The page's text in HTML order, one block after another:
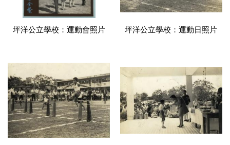
坪洋公立學校：運動會照片 坪洋公立學校：運動日照片